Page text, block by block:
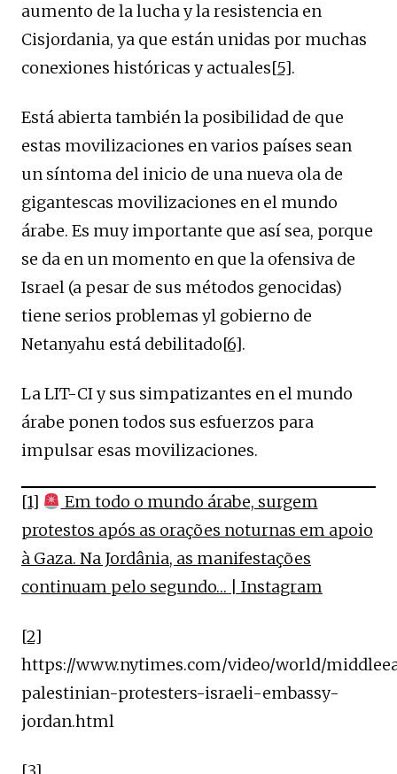
aumento de la lucha y la resistencia en
Cisjordania, ya que están unidas por muchas
conexiones históricas y actuales[5].
Está abierta también la posibilidad de que
estas movilizaciones en varios países sean
un síntoma del inicio de una nueva ola de
gigantescas movilizaciones en el mundo
árabe. Es muy importante que así sea, porque
se da en un momento en que la ofensiva de
Israel (a pesar de sus métodos genocidas)
tiene serios problemas yl gobierno de
Netanyahu está debilitado[6].
La LIT-CI y sus simpatizantes en el mundo
árabe ponen todos sus esfuerzos para
impulsar esas movilizaciones.
[1]
Em todo o mundo árabe, surgem
protestos após as orações noturnas em apoio
à Gaza. Na Jordânia, as manifestações
continuam pelo segundo… | Instagram
[2]
https://www.nytimes.com/video/world/
palestinian-protesters-israeli-embassy-
jordan.html